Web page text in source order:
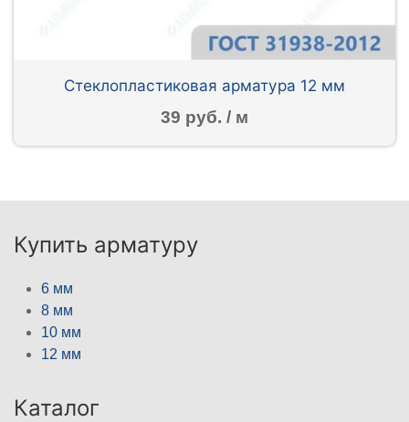
Стеклопластиковая арматура 12 мм
39 руб. / м
Купить арматуру
6 мм
8 мм
10 мм
12 мм
Каталог